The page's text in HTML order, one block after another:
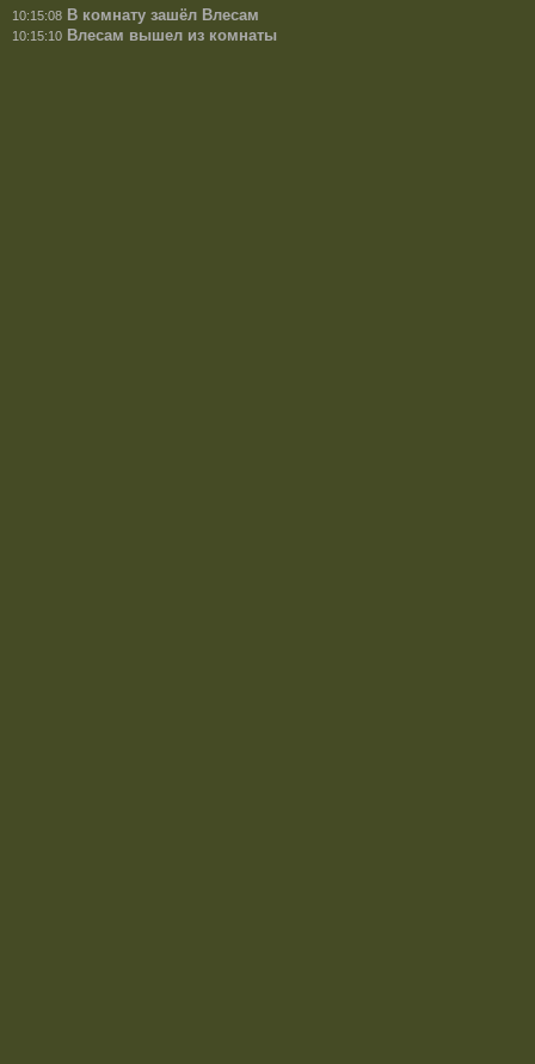
10:15:08 В комнату зашёл Влесам
10:15:10 Влесам вышел из комнаты